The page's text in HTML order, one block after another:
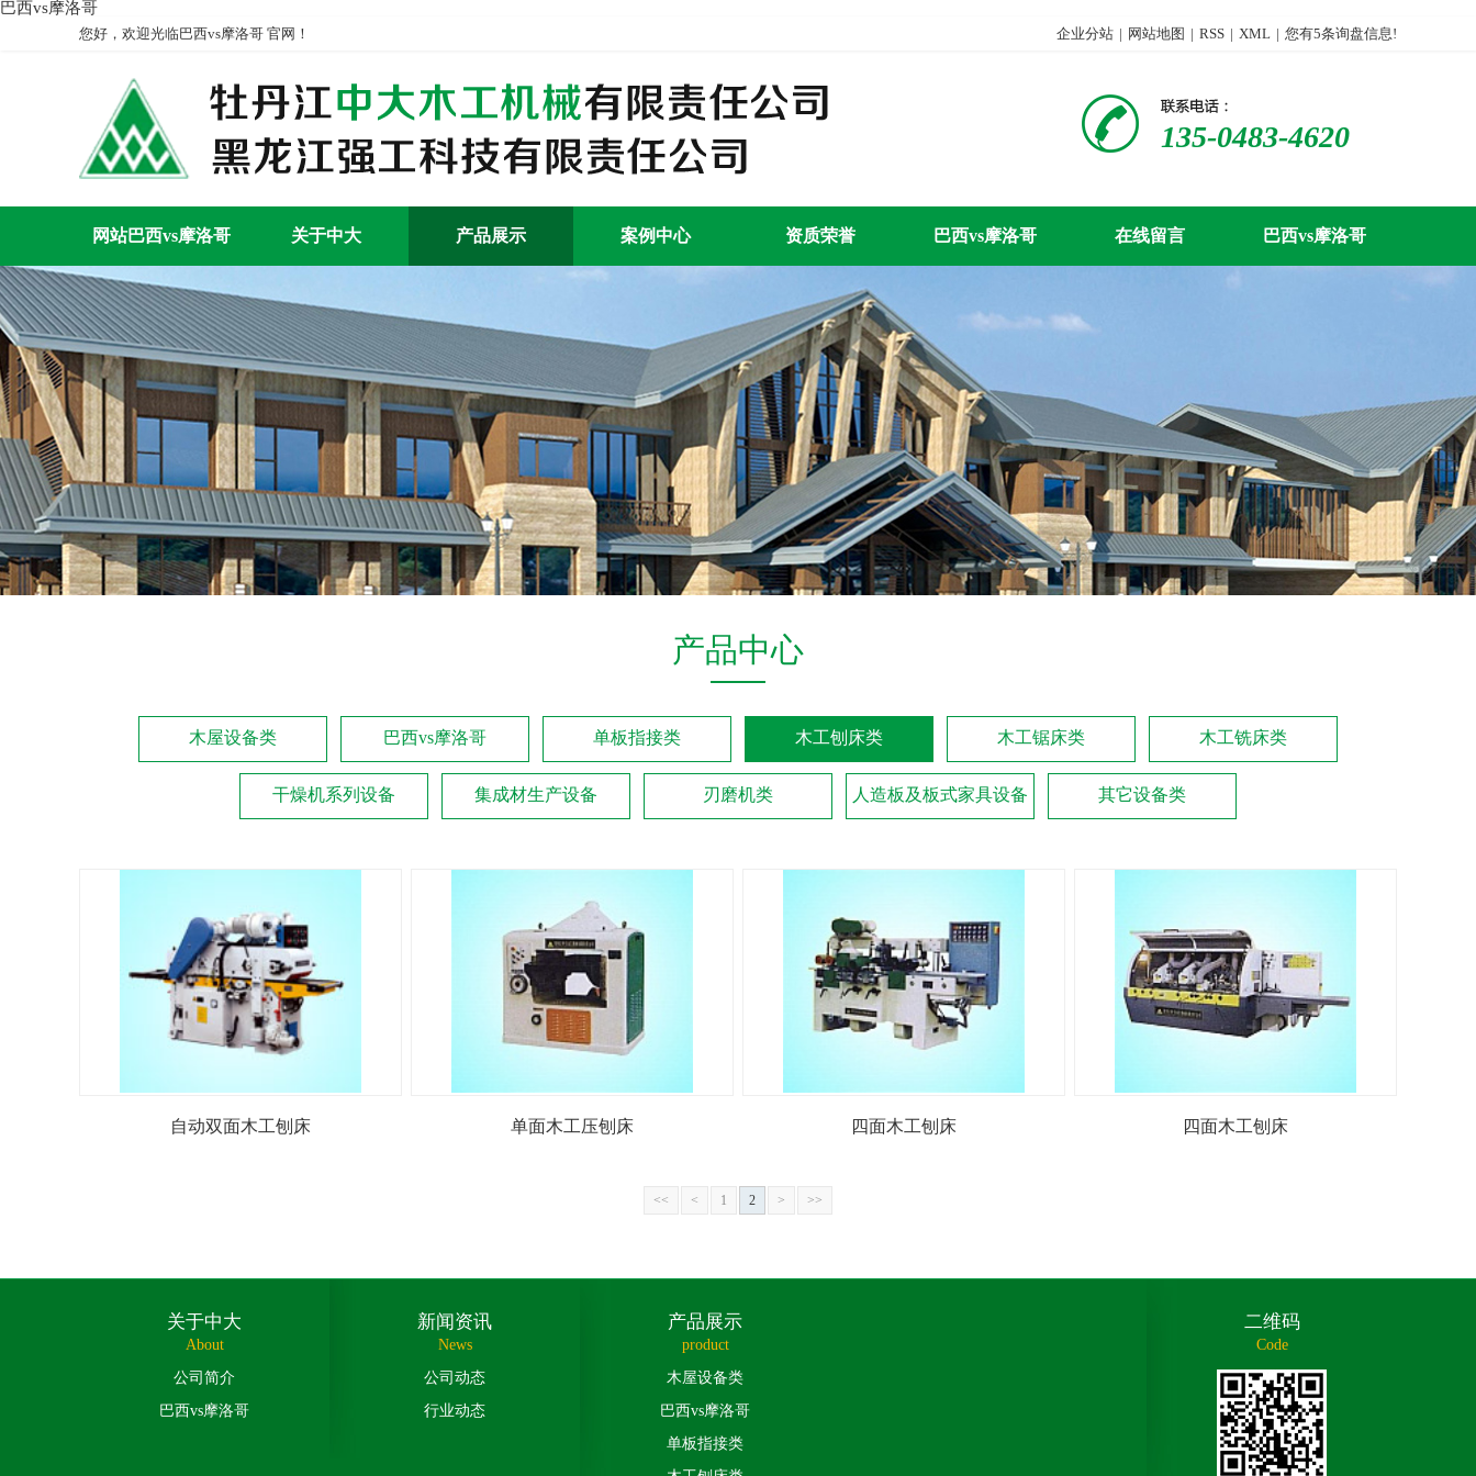
巴西vs摩洛哥
您好，欢迎光临巴西vs摩洛哥 官网！ 企业分站 | 网站地图 | RSS | XML | 您有5条询盘信息!
135-0483-4620
网站巴西vs摩洛哥 关于中大 产品展示 案例中心 资质荣誉 巴西vs摩洛哥 在线留言 巴西vs摩洛哥
产品中心
木屋设备类 巴西vs摩洛哥 单板指接类 木工刨床类 木工锯床类 木工铣床类
干燥机系列设备 集成材生产设备 刃磨机类 人造板及板式家具设备 其它设备类
自动双面木工刨床 单面木工压刨床 四面木工刨床 四面木工刨床
<< < 1 2 > >>
关于中大
About
公司简介
巴西vs摩洛哥
新闻资讯
News
公司动态
行业动态
产品展示
product
木屋设备类
巴西vs摩洛哥
单板指接类
二维码
Code